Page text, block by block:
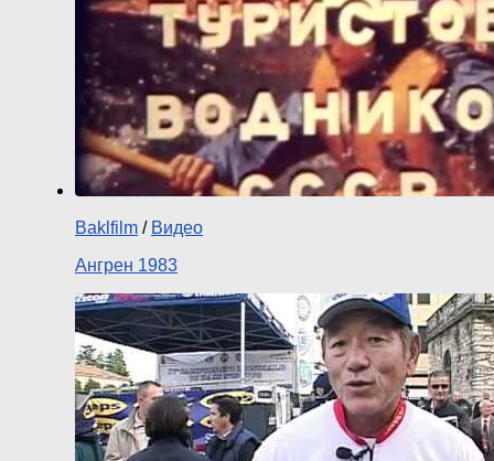
Baklfilm / Видео
Ангрен 1983